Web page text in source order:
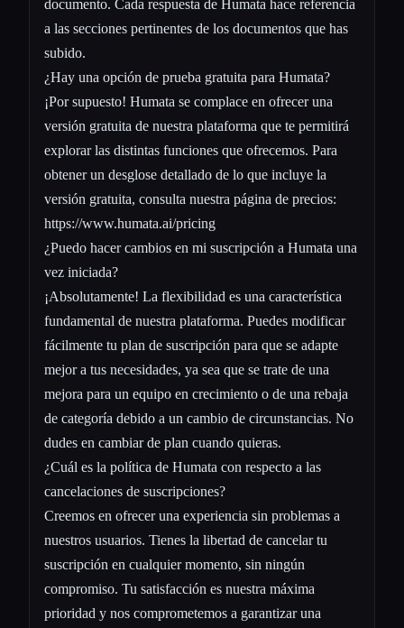
documento. Cada respuesta de Humata hace referencia
a las secciones pertinentes de los documentos que has
subido.
¿Hay una opción de prueba gratuita para Humata?
¡Por supuesto! Humata se complace en ofrecer una
versión gratuita de nuestra plataforma que te permitirá
explorar las distintas funciones que ofrecemos. Para
obtener un desglose detallado de lo que incluye la
versión gratuita, consulta nuestra página de precios:
https://www.humata.ai/pricing
¿Puedo hacer cambios en mi suscripción a Humata una
vez iniciada?
¡Absolutamente! La flexibilidad es una característica
fundamental de nuestra plataforma. Puedes modificar
fácilmente tu plan de suscripción para que se adapte
mejor a tus necesidades, ya sea que se trate de una
mejora para un equipo en crecimiento o de una rebaja
de categoría debido a un cambio de circunstancias. No
dudes en cambiar de plan cuando quieras.
¿Cuál es la política de Humata con respecto a las
cancelaciones de suscripciones?
Creemos en ofrecer una experiencia sin problemas a
nuestros usuarios. Tienes la libertad de cancelar tu
suscripción en cualquier momento, sin ningún
compromiso. Tu satisfacción es nuestra máxima
prioridad y nos comprometemos a garantizar una